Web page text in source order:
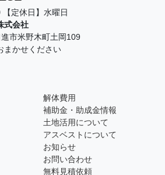
【定休日】水曜日
式会社
市米野木町土岡109
まかせください
解体費用
補助金・助成金情報
土地活用について
アスベストについて
お知らせ
お問い合わせ
無料見積依頼